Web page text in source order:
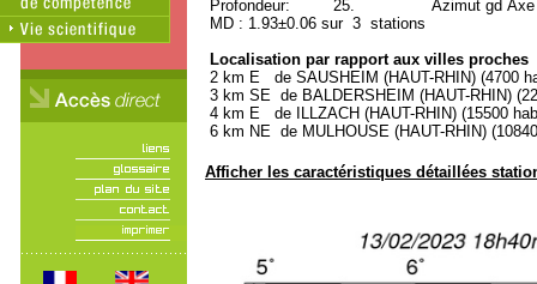
Profondeur: 25. Azimut gd Axe :
MD : 1.93±0.06 sur 3 stations
Localisation par rapport aux villes proches
2 km E de SAUSHEIM (HAUT-RHIN) (4700
3 km SE de BALDERSHEIM (HAUT-RHIN)
4 km E de ILLZACH (HAUT-RHIN) (15500
6 km NE de MULHOUSE (HAUT-RHIN)
Afficher les caractéristiques détaillées